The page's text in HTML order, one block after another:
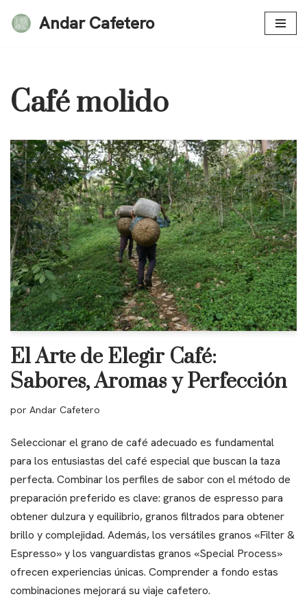
Andar Cafetero
Café molido
El Arte de Elegir Café:
Sabores, Aromas y Perfección
por Andar Cafetero
Seleccionar el grano de café adecuado es fundamental
para los entusiastas del café especial que buscan la taza
perfecta. Combinar los perfiles de sabor con el método de
preparación preferido es clave: granos de espresso para
obtener dulzura y equilibrio, granos filtrados para obtener
brillo y complejidad. Además, los versátiles granos «Filter &
Espresso» y los vanguardistas granos «Special Process»
ofrecen experiencias únicas. Comprender a fondo estas
combinaciones mejorará su viaje cafetero.